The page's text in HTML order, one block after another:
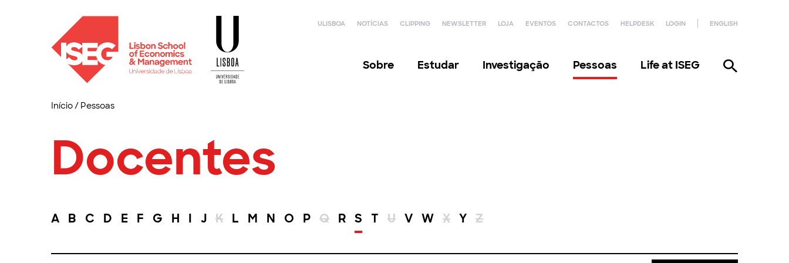
ULISBOA NOTÍCIAS CLIPPING NEWSLETTER LOJA EVENTOS CONTACTOS HELPDESK LOGIN ENGLISH
Sobre Estudar Investigação Pessoas Life at ISEG
Início/ Pessoas
Docentes
A B C D E F G H I J K L M N O P Q R S T U V W X Y Z